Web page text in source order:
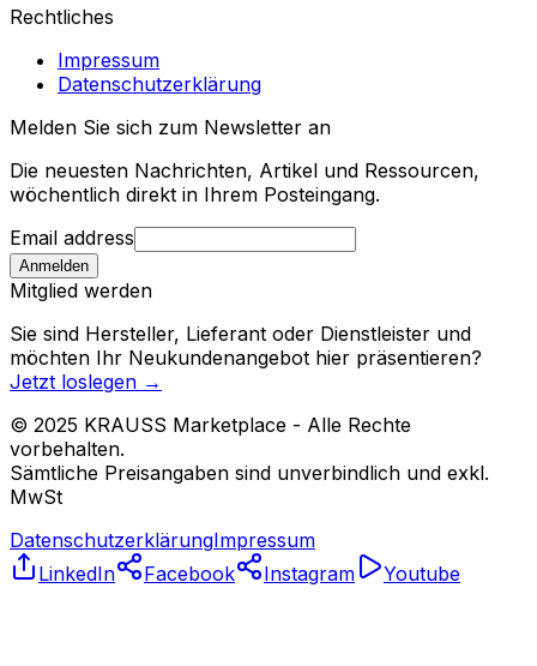
Rechtliches
Impressum
Datenschutzerklärung
Melden Sie sich zum Newsletter an
Die neuesten Nachrichten, Artikel und Ressourcen,
wöchentlich direkt in Ihrem Posteingang.
Email address
Anmelden
Mitglied werden
Sie sind Hersteller, Lieferant oder Dienstleister und
möchten Ihr Neukundenangebot hier präsentieren?
Jetzt loslegen →
© 2025 KRAUSS Marketplace - Alle Rechte
vorbehalten.
Sämtliche Preisangaben sind unverbindlich und exkl.
MwSt
DatenschutzerklärungImpressum
LinkedIn
Facebook Instagram Youtube